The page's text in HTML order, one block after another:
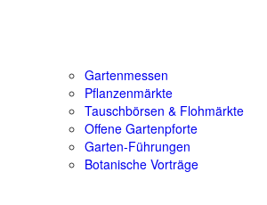
Gartenmessen
Pflanzenmärkte
Tauschbörsen & Flohmärkte
Offene Gartenpforte
Garten-Führungen
Botanische Vorträge